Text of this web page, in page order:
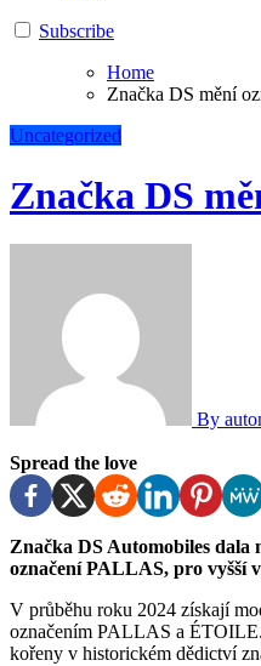
Subscribe
Home
Značka DS mění
Uncategorized
Značka DS
By
Spread the love
Značka DS Automobiles
označení PALLAS, pro vyšší
V průběhu roku 2024 získají
označením PALLAS a
kořeny v historickém dědictví